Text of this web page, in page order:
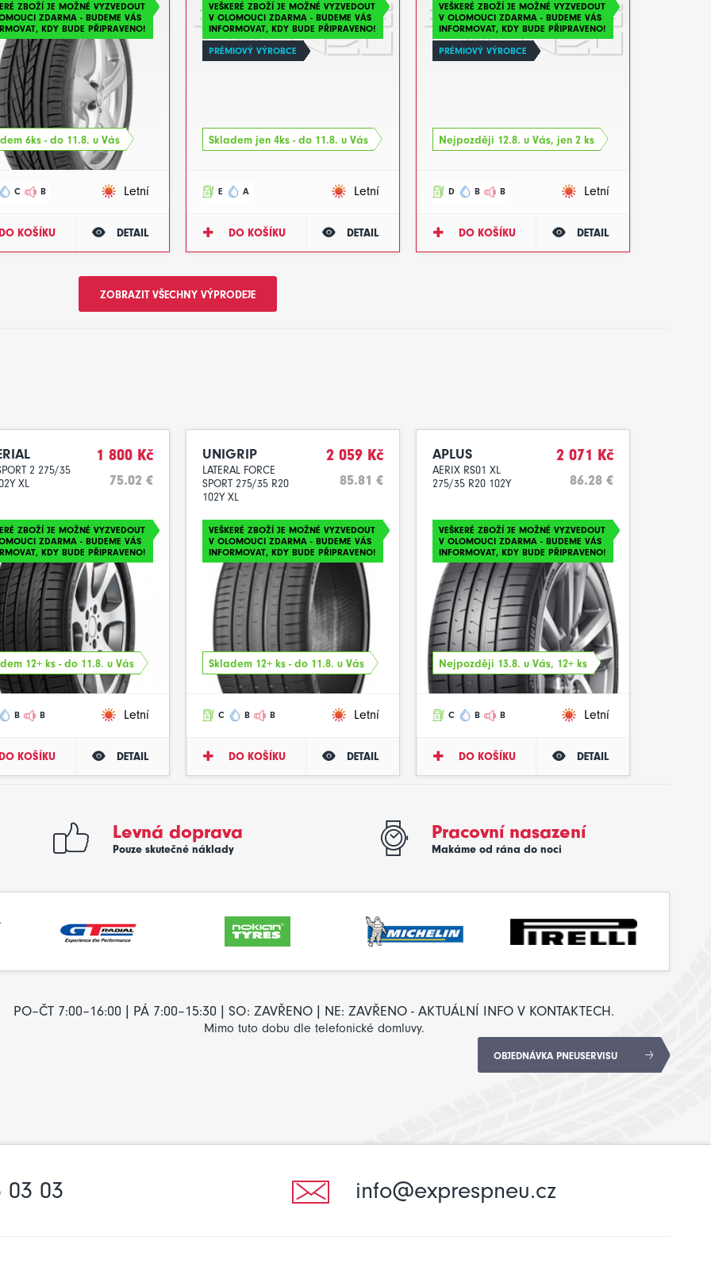
ZBOŽÍ JE MOŽNÉ VYZVEDOUT
ZDARMA - BUDEME VÁS
KDY BUDE PŘIPRAVENO!
6ks - do 11.8. u Vás
C B Letní
KOŠÍKU DETAIL
VEŠKERÉ ZBOŽÍ JE MOŽNÉ VYZVEDOUT
V OLOMOUCI ZDARMA - BUDEME VÁS
INFORMOVAT, KDY BUDE PŘIPRAVENO!
PRÉMIOVÝ VÝROBCE
Skladem jen 4ks - do 11.8. u Vás
E A Letní
DO KOŠÍKU DETAIL
VEŠKERÉ ZBOŽÍ JE MOŽNÉ VYZVEDOUT
V OLOMOUCI ZDARMA - BUDEME VÁS
INFORMOVAT, KDY BUDE PŘIPRAVENO!
PRÉMIOVÝ VÝROBCE
Nejpozději 12.8. u Vás, jen 2 ks
D B B Letní
DO KOŠÍKU DETAIL
ZOBRAZIT VŠECHNY VÝPRODEJE
2 275/35
XL
1 800 Kč
75.02 €
ZBOŽÍ JE MOŽNÉ VYZVEDOUT
ZDARMA - BUDEME VÁS
KDY BUDE PŘIPRAVENO!
12+ ks - do 11.8. u Vás
B B Letní
KOŠÍKU DETAIL
UNIGRIP
LATERAL FORCE
SPORT 275/35 R20
102Y XL
2 059 Kč
85.81 €
VEŠKERÉ ZBOŽÍ JE MOŽNÉ VYZVEDOUT
V OLOMOUCI ZDARMA - BUDEME VÁS
INFORMOVAT, KDY BUDE PŘIPRAVENO!
Skladem 12+ ks - do 11.8. u Vás
C B B Letní
DO KOŠÍKU DETAIL
APLUS
AERIX RS01 XL
275/35 R20 102Y
2 071 Kč
86.28 €
VEŠKERÉ ZBOŽÍ JE MOŽNÉ VYZVEDOUT
V OLOMOUCI ZDARMA - BUDEME VÁS
INFORMOVAT, KDY BUDE PŘIPRAVENO!
Nejpozději 13.8. u Vás, 12+ ks
C B B Letní
DO KOŠÍKU DETAIL
Levná doprava
Pouze skutečné náklady
Pracovní nasazení
Makáme od rána do noci
PO–ČT 7:00–16:00 | PÁ 7:00–15:30 | SO: ZAVŘENO | NE: ZAVŘENO - AKTUÁLNÍ INFO V KONTAKTECH.
Mimo tuto dobu dle telefonické domluvy.
OBJEDNÁVKA PNEUSERVISU
03 03 info@exprespneu.cz